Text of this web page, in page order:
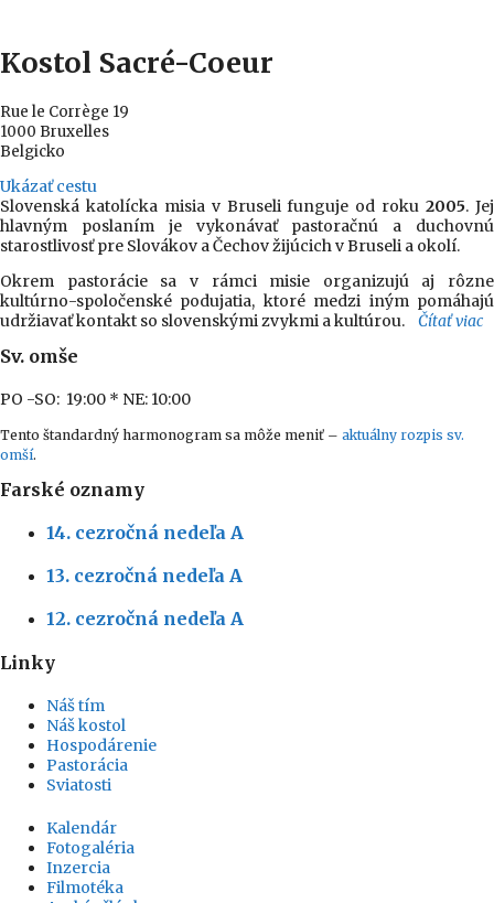
Kostol Sacré-Coeur
Rue le Corrège 19
1000 Bruxelles
Belgicko
Ukázať cestu
Slovenská katolícka misia v Bruseli funguje od roku2005. Jej
hlavným poslaním je vykonávať pastoračnú a duchovnú
starostlivosť pre Slovákov a Čechov žijúcich v Bruseli a okolí.
Okrem pastorácie sa v rámci misie organizujú aj rôzne
kultúrno-spoločenské podujatia, ktoré medzi iným pomáhajú
udržiavať kontakt so slovenskými zvykmi a kultúrou. Čítať viac
Sv. omše
PO -SO: 19:00 * NE: 10:00
Tento štandardný harmonogram sa môže meniť – aktuálny rozpis sv.
omší.
Farské oznamy
14. cezročná nedeľa A
13. cezročná nedeľa A
12. cezročná nedeľa A
Linky
Náš tím
Náš kostol
Hospodárenie
Pastorácia
Sviatosti
Kalendár
Fotogaléria
Inzercia
Filmotéka